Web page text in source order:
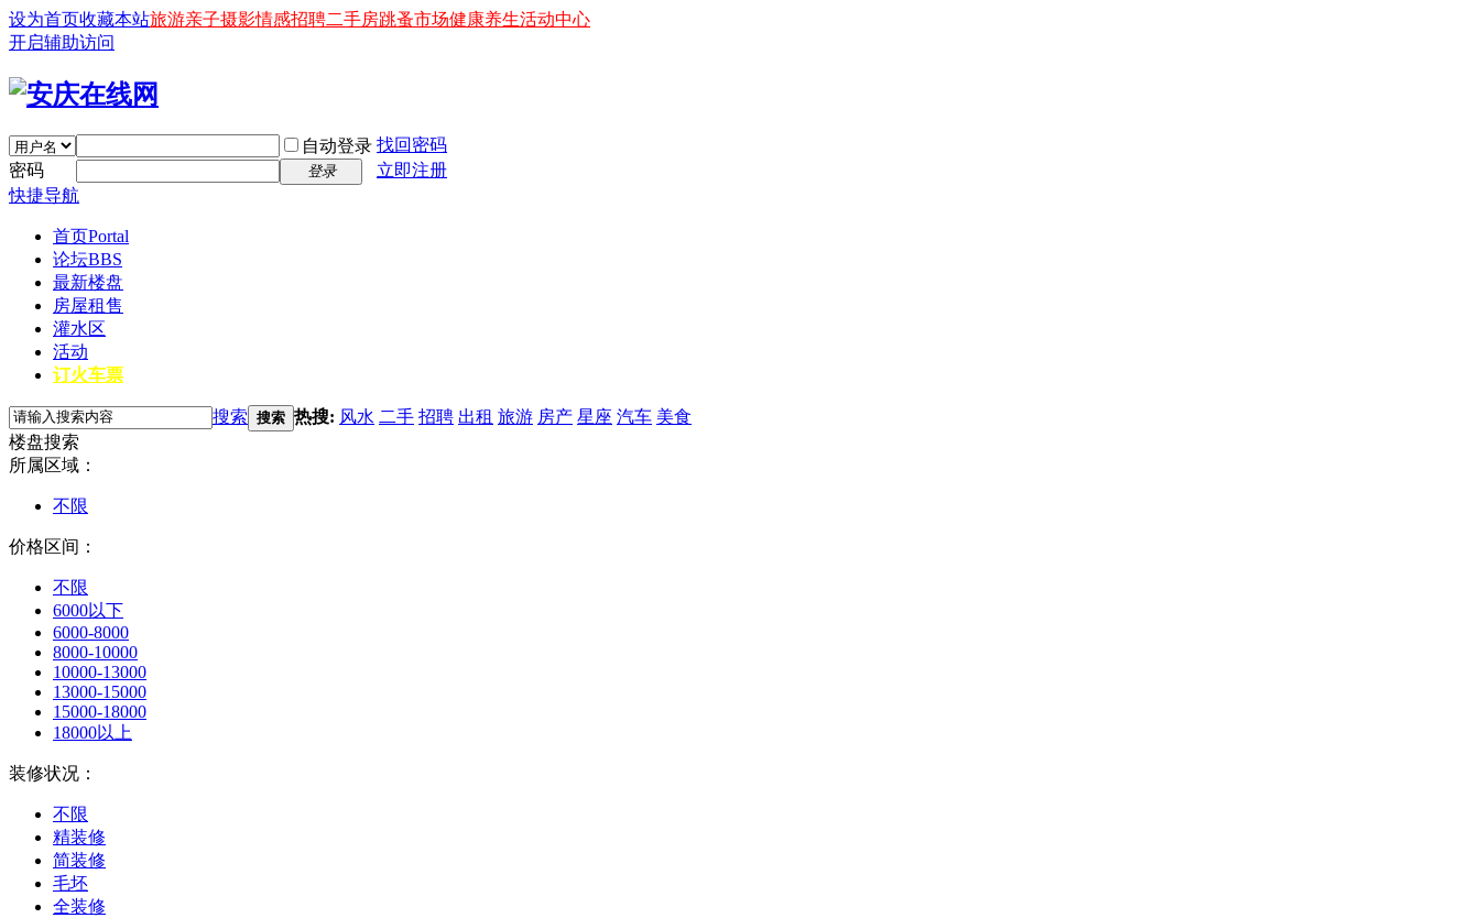
设为首页收藏本站旅游亲子摄影情感招聘二手房跳蚤市场健康养生活动中心
开启辅助访问
自动登录 找回密码
密码
登录
立即注册
快捷导航
首页Portal
论坛BBS
最新楼盘
房屋租售
灌水区
活动
订火车票
搜索 搜索 热搜: 风水 二手 招聘 出租 旅游 房产 星座 汽车 美食
楼盘搜索
所属区域：
不限
价格区间：
不限
6000以下
6000-8000
8000-10000
10000-13000
13000-15000
15000-18000
18000以上
装修状况：
不限
精装修
简装修
毛坯
全装修